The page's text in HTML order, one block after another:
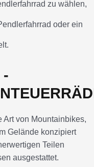
zu wählen,
oder ein
-
von Mountainbikes,
Gelände konzipiert
Teilen
ausgestattet.